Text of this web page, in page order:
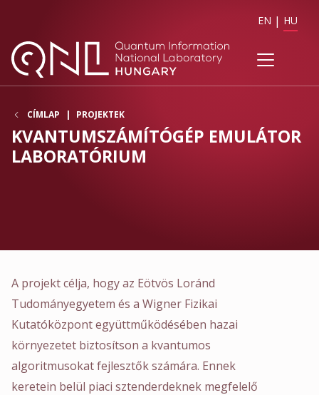
EN HU
CÍMLAP PROJEKTEK
KVANTUMSZÁMÍTÓGÉP EMULÁTOR
LABORATÓRIUM
A projekt célja, hogy az Eötvös Loránd
Tudományegyetem és a Wigner Fizikai
Kutatóközpont együttműködésében hazai
környezetet biztosítson a kvantumos
algoritmusokat fejlesztők számára. Ennek
keretein belül piaci sztenderdeknek megfelelő